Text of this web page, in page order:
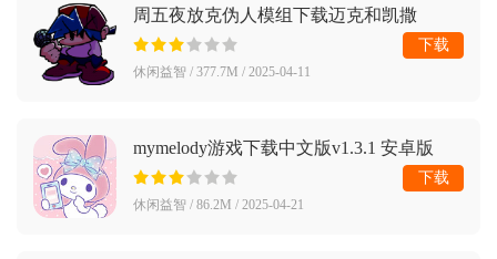
周五夜放克伪人模组下载迈克和凯撒
(Friday Night Funkin)v0.2.7 安卓版
休闲益智 / 377.7M / 2025-04-11
下载
mymelody游戏下载中文版v1.3.1 安卓版
休闲益智 / 86.2M / 2025-04-21
下载